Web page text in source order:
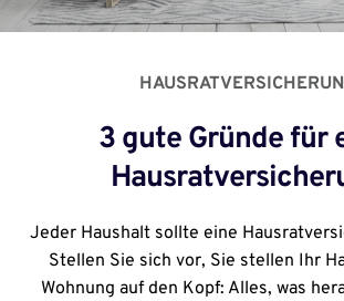
3 gute Gründe für
Jeder Haushalt sollte eine
Stellen Sie sich vor, Sie stellen Ihr
Wohnung auf den Kopf: Alles, was